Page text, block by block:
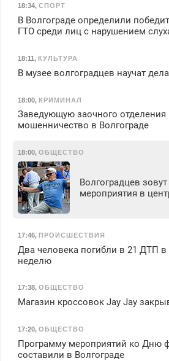
18:34, СПОРТ
В Волгограде определили
ГТО среди лиц с нарушением
18:11, КУЛЬТУРА
В музее волгоградцев научат
18:00, КРИМИНАЛ
Заведующую заочного отделения
мошенничество в Волгограде
18:00, ОБЩЕСТВО
Волгоградцев
мероприятия в
17:46, ПРОИСШЕСТВИЯ
Два человека погибли в 21 ДТП в
неделю
17:38, ОБЩЕСТВО
Магазин кроссовок Jay Jay
17:20, ОБЩЕСТВО
Программу мероприятий ко Дню
составили в Волгограде